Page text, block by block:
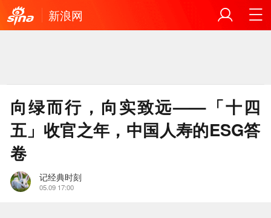
新浪网
向绿而行，向实致远——「十四
五」收官之年，中国人寿的ESG答
卷
记经典时刻
05.09 17:00